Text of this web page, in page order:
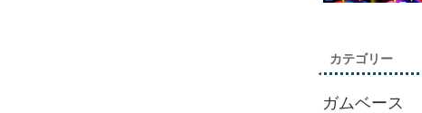
カテゴリー
ガムベース